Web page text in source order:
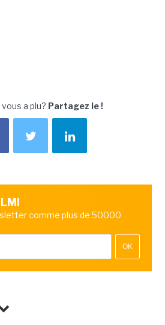
a plu? Partagez le !
comme plus de 50000
OK